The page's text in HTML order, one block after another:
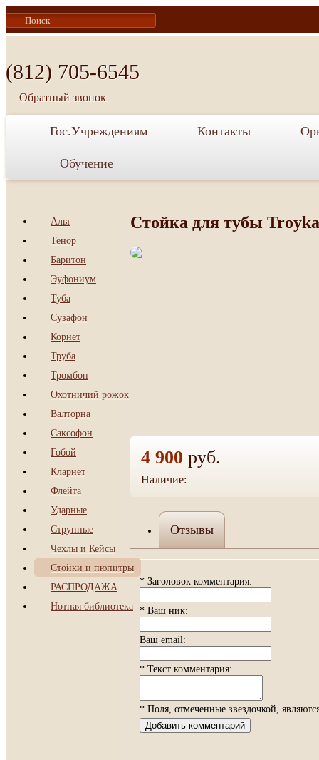
(812) 705-6545
Обратный звонок
Гос.Учреждениям Контакты
Обучение
Альт
Тенор
Баритон
Эуфониум
Туба
Сузафон
Корнет
Труба
Тромбон
Охотничий рожок
Валторна
Саксофон
Гобой
Кларнет
Флейта
Ударные
Струнные
Чехлы и Кейсы
Стойки и пюпитры
РАСПРОДАЖА
Нотная библиотека
Стойка для тубы
4 900 руб.
Наличие:
Отзывы
* Заголовок комментария:
* Ваш ник:
Ваш email:
* Текст комментария:
* Поля, отмеченные звездочкой,